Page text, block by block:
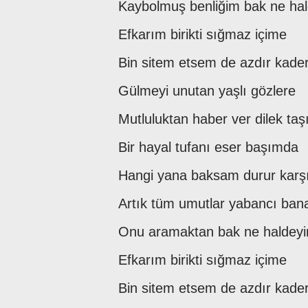
Kaybolmuş benliğim bak ne
Efkarım birikti sığmaz içime
Bin sitem etsem de azdır
Gülmeyi unutan yaşlı gözlere
Mutluluktan haber ver dilek taşı
Bir hayal tufanı eser başımda
Hangi yana baksam durur
Artık tüm umutlar yabancı
Onu aramaktan bak ne
Efkarım birikti sığmaz içime
Bin sitem etsem de azdır